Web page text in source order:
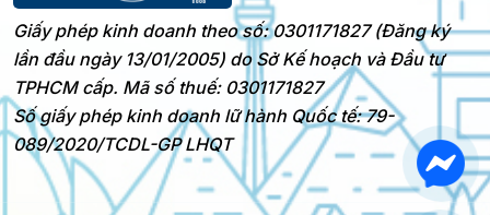
Giấy phép kinh doanh theo số: 0301171827 (Đăng ký
lần đầu ngày 13/01/2005) do Sở Kế hoạch và Đầu tư
TPHCM cấp. Mã số thuế: 0301171827
Số giấy phép kinh doanh lữ hành Quốc tế: 79-
089/2020/TCDL-GP LHQT